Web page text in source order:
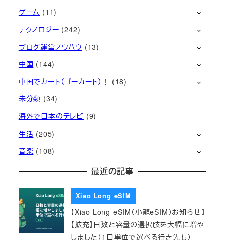
ゲーム (11)
テクノロジー (242)
ブログ運営ノウハウ (13)
中国 (144)
中国でカート（ゴーカート）！
(18)
未分類 (34)
海外で日本のテレビ (9)
生活 (205)
音楽 (108)
最近の記事
Xiao Long eSIM
【Xiao Long eSIM（小龍eSIM）お知らせ】
【拡充】日数と容量の選択肢を大幅に増や
しました（1日単位で選べる行き先も）